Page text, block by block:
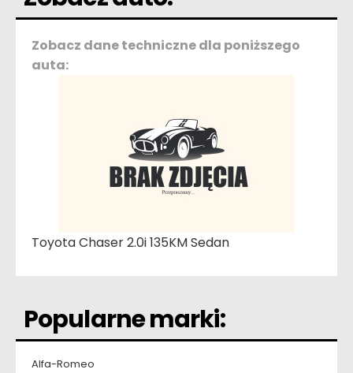
Zobacz dane techniczne dla poniższego
auta:
Toyota Chaser 2.0i 135KM Sedan
Popularne marki:
Alfa-Romeo